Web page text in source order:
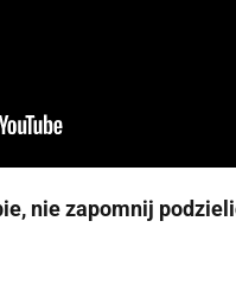
nie zapomnij